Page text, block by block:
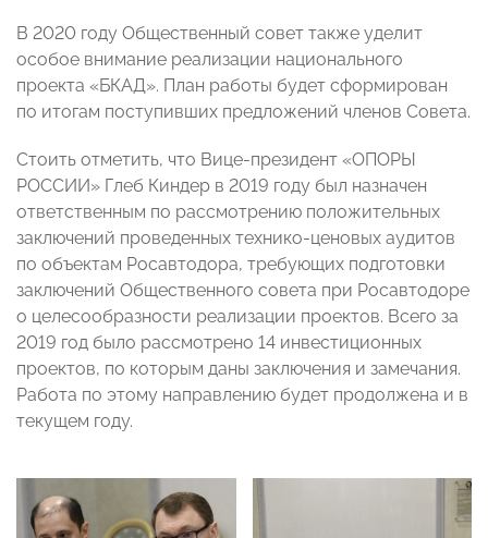
В 2020 году Общественный совет также уделит
особое внимание реализации национального
проекта «БКАД». План работы будет сформирован
по итогам поступивших предложений членов Совета.
Стоить отметить, что Вице-президент «ОПОРЫ
РОССИИ» Глеб Киндер в 2019 году был назначен
ответственным по рассмотрению положительных
заключений проведенных технико-ценовых аудитов
по объектам Росавтодора, требующих подготовки
заключений Общественного совета при Росавтодоре
о целесообразности реализации проектов. Всего за
2019 год было рассмотрено 14 инвестиционных
проектов, по которым даны заключения и замечания.
Работа по этому направлению будет продолжена и в
текущем году.